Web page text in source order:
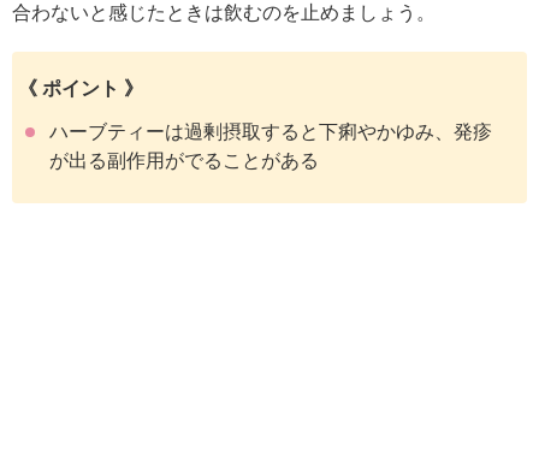
合わないと感じたときは飲むのを止めましょう。
《 ポイント 》
ハーブティーは過剰摂取すると下痢やかゆみ、発疹
が出る副作用がでることがある